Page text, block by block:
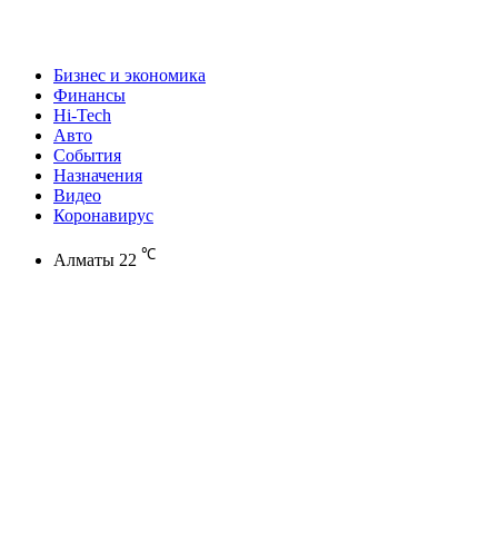
Бизнес и экономика
Финансы
Hi-Tech
Авто
События
Назначения
Видео
Коронавирус
Алматы 22 ℃